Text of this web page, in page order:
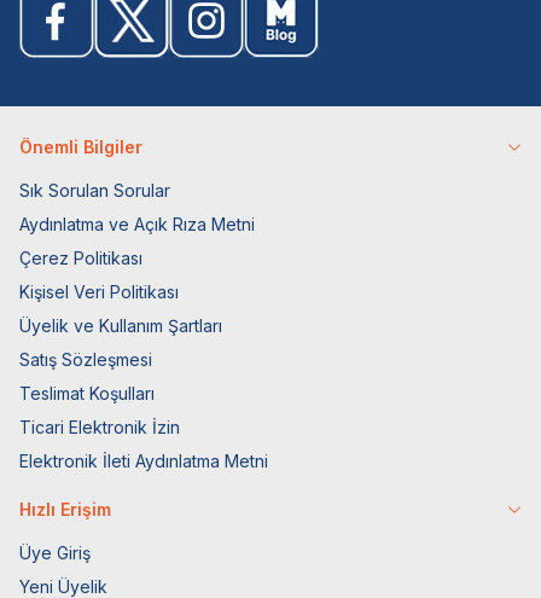
Önemli Bilgiler
Sık Sorulan Sorular
Aydınlatma ve Açık Rıza Metni
Çerez Politikası
Kişisel Veri Politikası
Üyelik ve Kullanım Şartları
Satış Sözleşmesi
Teslimat Koşulları
Ticari Elektronik İzin
Elektronik İleti Aydınlatma Metni
Hızlı Erişim
Üye Giriş
Yeni Üyelik